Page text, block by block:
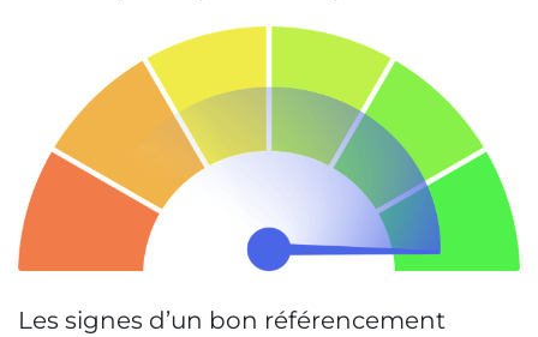
Les signes d’un bon référencement